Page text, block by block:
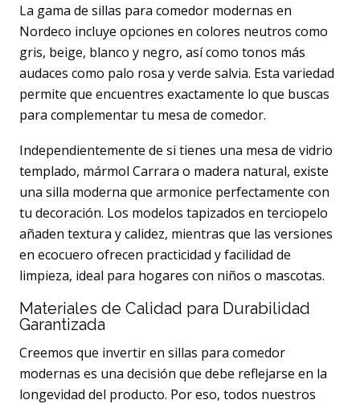
La gama de sillas para comedor modernas en
Nordeco incluye opciones en colores neutros como
gris, beige, blanco y negro, así como tonos más
audaces como palo rosa y verde salvia. Esta variedad
permite que encuentres exactamente lo que buscas
para complementar tu mesa de comedor.
Independientemente de si tienes una mesa de vidrio
templado, mármol Carrara o madera natural, existe
una silla moderna que armonice perfectamente con
tu decoración. Los modelos tapizados en terciopelo
añaden textura y calidez, mientras que las versiones
en ecocuero ofrecen practicidad y facilidad de
limpieza, ideal para hogares con niños o mascotas.
Materiales de Calidad para Durabilidad
Garantizada
Creemos que invertir en sillas para comedor
modernas es una decisión que debe reflejarse en la
longevidad del producto. Por eso, todos nuestros